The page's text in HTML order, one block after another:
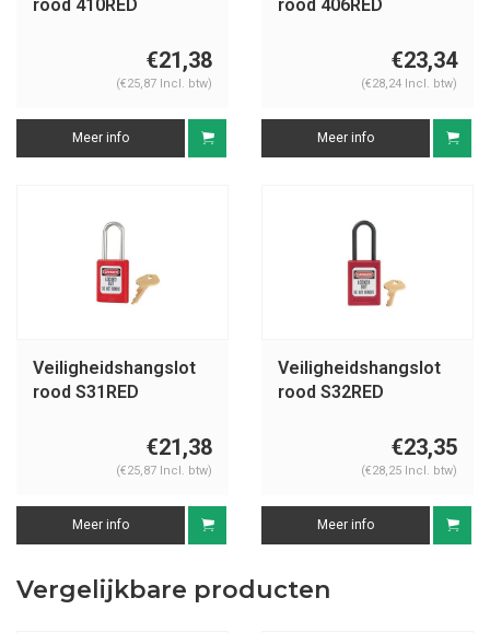
rood 410RED
€21,38
(€25,87 Incl. btw)
Meer info
rood 406RED
€23,34
(€28,24 Incl. btw)
Meer info
Veiligheidshangslot
rood S31RED
€21,38
(€25,87 Incl. btw)
Meer info
Veiligheidshangslot
rood S32RED
€23,35
(€28,25 Incl. btw)
Meer info
Vergelijkbare producten